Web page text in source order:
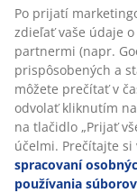
Značenie
Špecifikácie
Hodnotenia
Po prijatí
zdieľať vaše údaje
partnermi (napr.
prispôsobených a
môžete prečítať v
odvolať kliknutím
na tlačidlo „Prijať
účelmi. Prečítajte si
spracovaní
používania